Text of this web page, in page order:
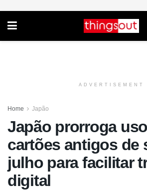
ADVERTISEMENT
Home Japão
Japão prorroga
cartões antigos de
julho para facilitar
digital